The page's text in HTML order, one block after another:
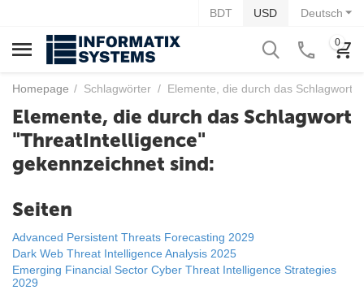
Deutsch
BDT USD
0
Homepage / Schlagwörter / Elemente, die durch das Schlagwort
Elemente, die durch das Schlagwort
"ThreatIntelligence"
gekennzeichnet sind:
Seiten
Advanced Persistent Threats Forecasting 2029
Dark Web Threat Intelligence Analysis 2025
Emerging Financial Sector Cyber Threat Intelligence Strategies
2029